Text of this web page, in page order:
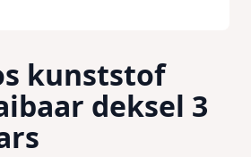
kunststof
deksel 3